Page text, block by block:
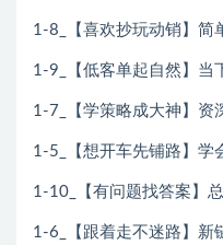
1-8_【喜欢抄玩动销】简
1-9_【低客单起自然】当
1-7_【学策略成大神】资
1-5_【想开车先铺路】学
1-10_【有问题找答案】
1-6_【跟着走不迷路】新